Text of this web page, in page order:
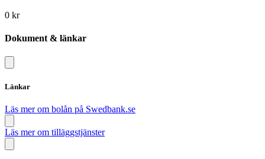
0 kr
Dokument & länkar
Länkar
Läs mer om bolån på Swedbank.se
Läs mer om tilläggstjänster